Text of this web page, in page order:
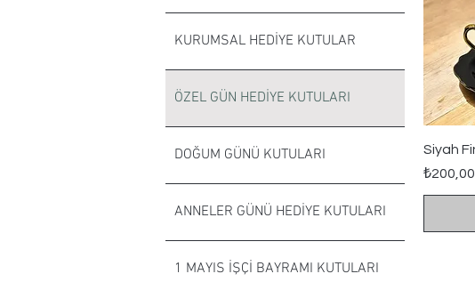
KURUMSAL HEDİYE KUTULAR
ÖZEL GÜN HEDİYE KUTULARI
DOĞUM GÜNÜ KUTULARI
ANNELER GÜNÜ HEDİYE KUTULARI
1 MAYIS İŞÇİ BAYRAMI KUTULARI
Siyah
Fiyat
₺200,00